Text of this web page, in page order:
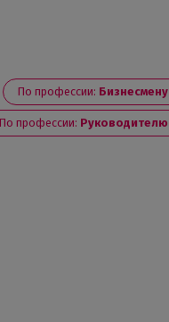
По профессии: Бизнесмену
По профессии: Руководителю